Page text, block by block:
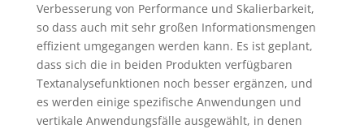
Verbesserung von Performance und Skalierbarkeit,
so dass auch mit sehr großen Informationsmengen
effizient umgegangen werden kann. Es ist geplant,
dass sich die in beiden Produkten verfügbaren
Textanalysefunktionen noch besser ergänzen, und
es werden einige spezifische Anwendungen und
vertikale Anwendungsfälle ausgewählt, in denen